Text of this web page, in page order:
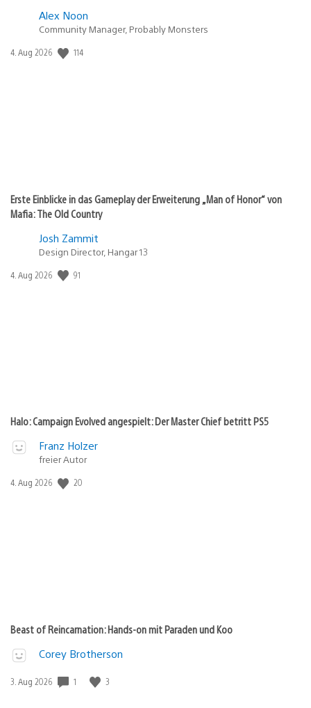
Alex Noon
Community Manager, Probably Monsters
Veröffentlichungsdatum:
4. Aug 2026 114
Erste Einblicke in das Gameplay der Erweiterung „Man of Honor“ von
Mafia: The Old Country
Josh Zammit
Design Director, Hangar 13
Veröffentlichungsdatum:
4. Aug 2026 91
Halo: Campaign Evolved angespielt: Der Master Chief betritt PS5
Franz Holzer
freier Autor
Veröffentlichungsdatum:
4. Aug 2026 20
Beast of Reincarnation: Hands-on mit Paraden und Koo
Corey Brotherson
Veröffentlichungsdatum:
3. Aug 2026 1 3